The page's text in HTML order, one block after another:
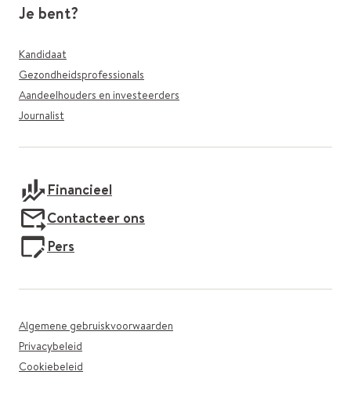
Je bent?
Kandidaat
Gezondheidsprofessionals
Aandeelhouders en investeerders
Journalist
Financieel
Contacteer ons
Pers
Algemene gebruiskvoorwaarden
Privacybeleid
Cookiebeleid